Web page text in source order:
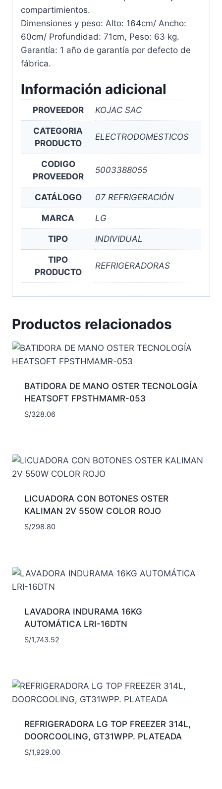
compartimientos.
Dimensiones y peso: Alto: 164cm/ Ancho:
60cm/ Profundidad: 71cm, Peso: 63 kg.
Garantía: 1 año de garantía por defecto de
fábrica.
Información adicional
PROVEEDOR KOJAC SAC
CATEGORIA
PRODUCTO
ELECTRODOMESTICOS
CODIGO
PROVEEDOR
5003388055
CATÁLOGO 07 REFRIGERACIÓN
MARCA LG
TIPO INDIVIDUAL
TIPO
PRODUCTO
REFRIGERADORAS
Productos relacionados
BATIDORA DE MANO OSTER TECNOLOGÍA
HEATSOFT FPSTHMAMR-053
S/328.06
LICUADORA CON BOTONES OSTER
KALIMAN 2V 550W COLOR ROJO
S/298.80
LAVADORA INDURAMA 16KG
AUTOMÁTICA LRI-16DTN
S/1,743.52
REFRIGERADORA LG TOP FREEZER 314L,
DOORCOOLING, GT31WPP. PLATEADA
S/1,929.00